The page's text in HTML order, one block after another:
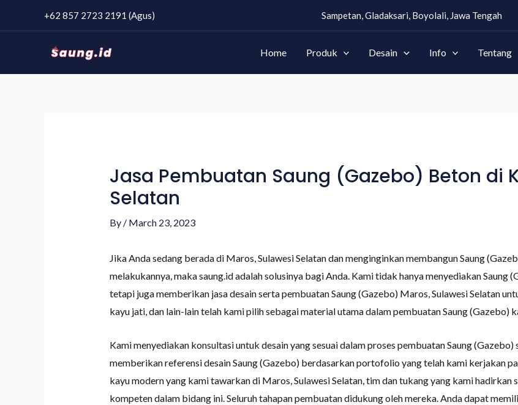
+62 857 2723 2191 (Agus) Sampetan, Gladaksari, Boyolali, Jawa Tengah
Home Produk Desain Info Tentang
Jasa Pembuatan Saung (Gazebo) Beton di
Selatan
By / March 23, 2023
Jika Anda sedang berada di Maros, Sulawesi Selatan dan menginginkan membangun Saung
melakukannya, maka saung.id adalah solusinya bagi Anda. Kami tidak hanya menyediakan Saung
tetapi juga memberikan jasa desain serta pembuatan Saung (Gazebo) Maros, Sulawesi Selatan
kayu jati, dan lain-lain telah kami pilih sebagai material utama dalam pembuatan Saung (Gazebo)
Kami menyediakan konsultasi untuk desain yang sesuai dalam proses pembuatan Saung
memberikan referensi desain Saung (Gazebo) berdasarkan portofolio yang telah kami kerjakan
kayu modern yang kami tawarkan di Maros, Sulawesi Selatan, tim dan tukang yang kami hadirkan
kompeten dalam bidang ini. Seluruh tahapan pembuatan didukung oleh mereka. Anda dapat